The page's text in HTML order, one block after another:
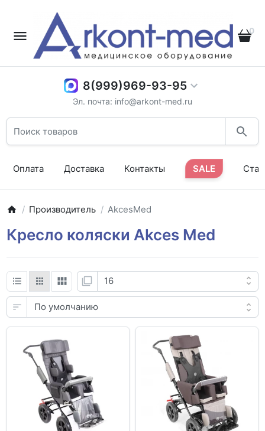
0
8(999)969-93-95
Эл. почта: info@arkont-med.ru
Оплата Доставка Контакты SALE
Производитель AkcesMed
Кресло коляски Akces Med